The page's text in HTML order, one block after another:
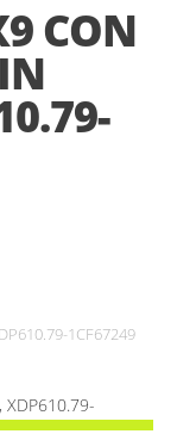
CON
1CF67249